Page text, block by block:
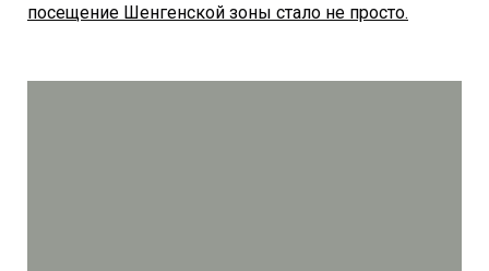
посещение Шенгенской зоны стало не просто.